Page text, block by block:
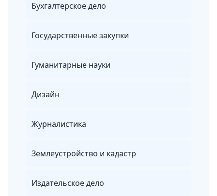
Бухгалтерское дело
Государственные закупки
Гуманитарные науки
Дизайн
Журналистика
Землеустройство и кадастр
Издательское дело